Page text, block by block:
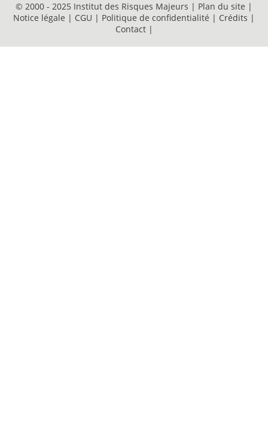
© 2000 - 2025 Institut des Risques Majeurs | Plan du site |
Notice légale | CGU | Politique de confidentialité | Crédits |
Contact |